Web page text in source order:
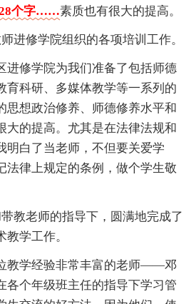
个字……素质也有很大的提高。
进修学院组织的各项培训工作。
进修学院为我们准备了包括师德
育科研、多媒体教学等一系列的
思想政治修养、师德修养水平和
大的提高。尤其是在法律法规和
明白了当老师，不但要关爱学
法律上规定的条例，做个学生敬
教老师的指导下，圆满地完成了
学工作。
教学经验非常丰富的老师——邓
各个年级班主任的指导下学习管